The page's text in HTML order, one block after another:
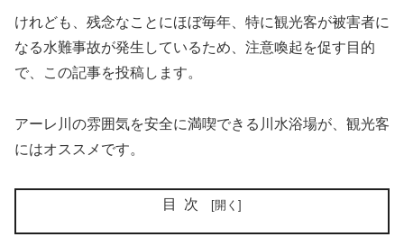
けれども、残念なことにほぼ毎年、特に観光客が被害者に
なる水難事故が発生しているため、注意喚起を促す目的
で、この記事を投稿します。
アーレ川の雰囲気を安全に満喫できる川水浴場が、観光客
にはオススメです。
目次